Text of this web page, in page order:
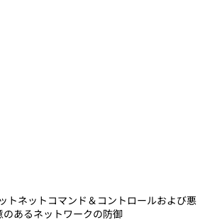
トネットコマンド＆コントロールおよび悪
のあるネットワークの防御